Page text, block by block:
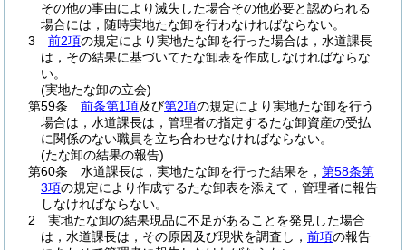
その他の事由により滅失した場合その他必要と認められる
場合には，随時実地たな卸を行わなければならない。
3
前2項の規定により実地たな卸を行った場合は，水道課長
は，その結果に基づいてたな卸表を作成しなければならな
い。
(実地たな卸の立会)
第59条
前条第1項及び第2項の規定により実地たな卸を行う
場合は，水道課長は，管理者の指定するたな卸資産の受払
に関係のない職員を立ち合わせなければならない。
(たな卸の結果の報告)
第60条
水道課長は，実地たな卸を行った結果を， 第58条第
3項の規定により作成するたな卸表を添えて，管理者に報告
しなければならない。
2
実地たな卸の結果現品に不足があることを発見した場合
は，水道課長は，その原因及び現状を調査し， 前項の報告